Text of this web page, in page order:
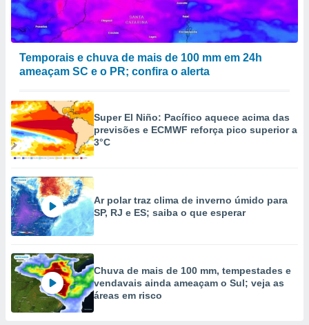
Temporais e chuva de mais de 100 mm em 24h
ameaçam SC e o PR; confira o alerta
Super El Niño: Pacífico aquece acima das
previsões e ECMWF reforça pico superior a
3°C
Ar polar traz clima de inverno úmido para
SP, RJ e ES; saiba o que esperar
Chuva de mais de 100 mm, tempestades e
vendavais ainda ameaçam o Sul; veja as
áreas em risco